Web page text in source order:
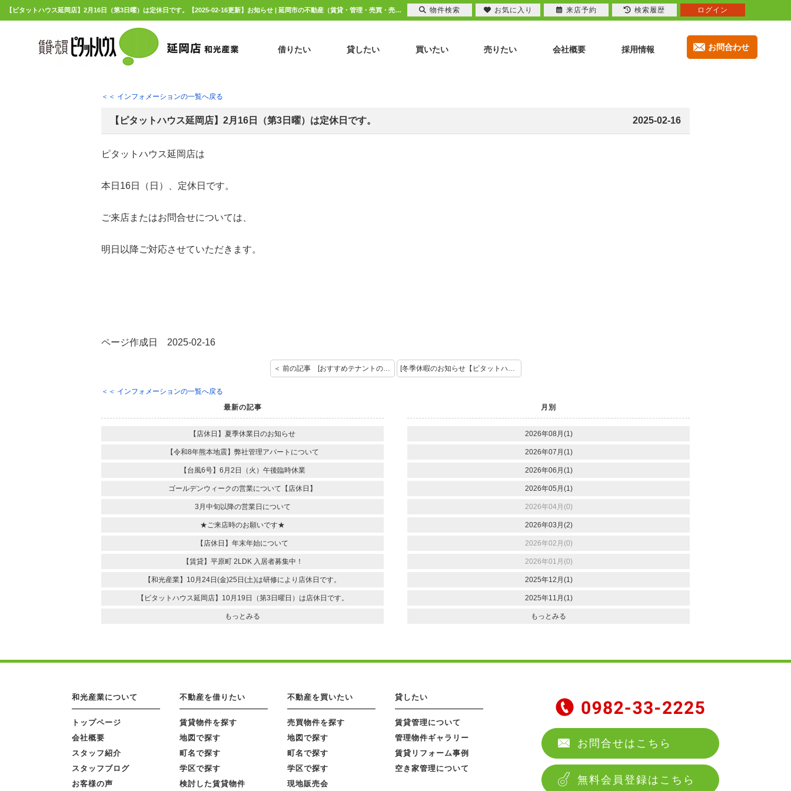
【ピタットハウス延岡店】2月16日（第3日曜）は定休日です。【2025-02-16更新】お知らせ | 延岡市の不動産（賃貸・管理・売買・売却）はピタットハウス延岡店 和光産業
お問合わせ
借りたい 貸したい 買いたい 売りたい 会社概要 採用情報
＜＜ インフォメーションの一覧へ戻る
【ピタットハウス延岡店】2月16日（第3日曜）は定休日です。 2025-02-16
ピタットハウス延岡店は
本日16日（日）、定休日です。
ご来店またはお問合せについては、
明日以降ご対応させていただきます。
ページ作成日 2025-02-16
＜ 前の記事 [おすすめテナントのご紹介☆] [冬季休暇のお知らせ【ピタットハウス延岡店】] 次の記事 ＞
＜＜ インフォメーションの一覧へ戻る
最新の記事
【店休日】夏季休業日のお知らせ
【令和8年熊本地震】弊社管理アパートについて
【台風6号】6月2日（火）午後臨時休業
ゴールデンウィークの営業について【店休日】
3月中旬以降の営業日について
★ご来店時のお願いです★
【店休日】年末年始について
【賃貸】平原町 2LDK 入居者募集中！
【和光産業】10月24日(金)25日(土)は研修により店休日です。
【ピタットハウス延岡店】10月19日（第3日曜日）は店休日です。
もっとみる
月別
2026年08月(1)
2026年07月(1)
2026年06月(1)
2026年05月(1)
2026年04月(0)
2026年03月(2)
2026年02月(0)
2026年01月(0)
2025年12月(1)
2025年11月(1)
もっとみる
和光産業について
トップページ
会社概要
スタッフ紹介
スタッフブログ
お客様の声
不動産を借りたい
賃貸物件を探す
地図で探す
町名で探す
学区で探す
検討した賃貸物件
不動産を買いたい
売買物件を探す
地図で探す
町名で探す
学区で探す
現地販売会
貸したい
賃貸管理について
管理物件ギャラリー
賃貸リフォーム事例
空き家管理について
お問合せはこちら
無料会員登録はこちら
物件検索 お気に入り 来店予約 検索履歴 ログイン